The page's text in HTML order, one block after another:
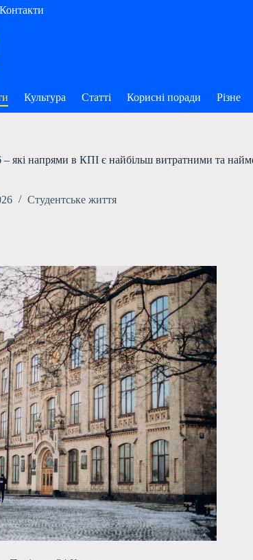
Контакти
Культура Статті Корисні поради Різне
– які напрями в КПІ є найбільш витратними та
Студентське життя